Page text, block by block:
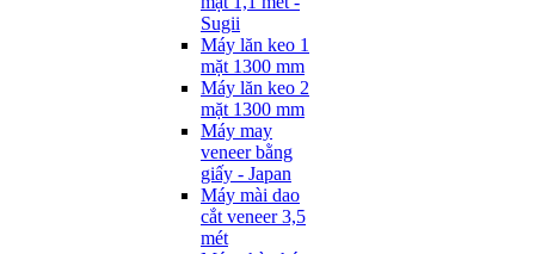
Sugii
Máy lăn keo 1
mặt 1300 mm
Máy lăn keo 2
mặt 1300 mm
Máy may
veneer bằng
giấy - Japan
Máy mài dao
cắt veneer 3,5
mét